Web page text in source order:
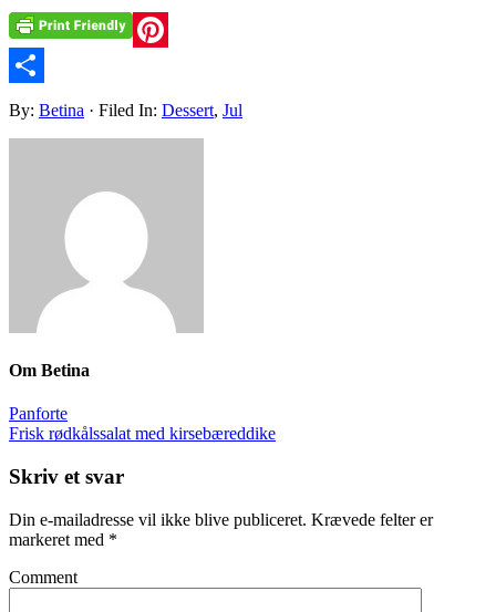
Pinterest
Share
By: Betina · Filed In: Dessert, Jul
Om Betina
Panforte
Frisk rødkålssalat med kirsebæreddike
Skriv et svar
Din e-mailadresse vil ikke blive publiceret. Krævede felter er
markeret med *
Comment